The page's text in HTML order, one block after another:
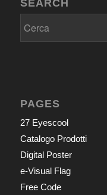
SEARCH
PAGES
27 Eyescool
Catalogo Prodotti
Digital Poster
e-Visual Flag
Free Code